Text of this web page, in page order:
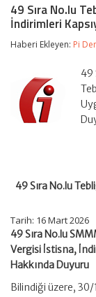
No.lu
Tebliğe
Tasdik
Hangi
49 Sıra No.lu
İndirimleri
Haberi Ekleyen: Pi
49
49 Sıra No.lu
Tarih: 16 Mart 2026
49 Sıra No.lu
Vergisi İstisna,
Hakkında Duyuru
Bilindiği üzere, 30/